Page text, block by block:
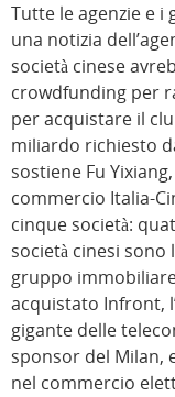
Tutte le agenzie e
una notizia
società cinese
crowdfunding per
per acquistare il
miliardo richiesto
sostiene Fu
commercio Italia-
cinque società:
società cinesi sono
gruppo
acquistato Infront,
gigante delle
sponsor del Milan,
nel commercio